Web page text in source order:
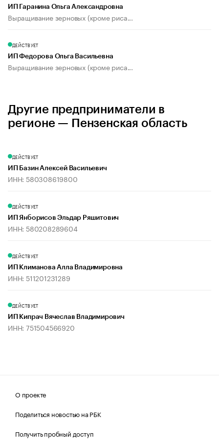
ИП Гаранина Ольга Александровна
Выращивание зерновых (кроме риса...
ДЕЙСТВУЕТ
ИП Федорова Ольга Васильевна
Выращивание зерновых (кроме риса...
Другие предприниматели в
регионе — Пензенская область
ДЕЙСТВУЕТ
ИП Базин Алексей Васильевич
ИНН: 580308619800
ДЕЙСТВУЕТ
ИП Янборисов Эльдар Ряшитович
ИНН: 580208289604
ДЕЙСТВУЕТ
ИП Климанова Алла Владимировна
ИНН: 511201231289
ДЕЙСТВУЕТ
ИП Кипрач Вячеслав Владимирович
ИНН: 751504566920
О проекте
Поделиться новостью на РБК
Получить пробный доступ